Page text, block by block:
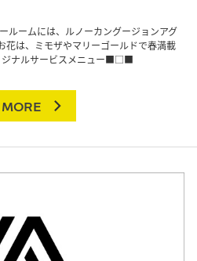
ルームには、ルノーカングージョンアグ
花は、ミモザやマリーゴールドで春満載
ナルサービスメニュー■□■
MORE